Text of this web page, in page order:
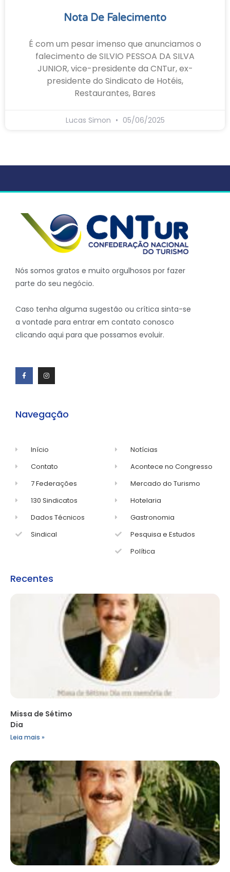
Nota De Falecimento
É com um pesar imenso que anunciamos o
falecimento de SILVIO PESSOA DA SILVA
JUNIOR, vice-presidente da CNTur, ex-
presidente do Sindicato de Hotéis,
Restaurantes, Bares
Lucas Simon 05/06/2025
Nós somos gratos e muito orgulhosos por fazer
parte do seu negócio.
Caso tenha alguma sugestão ou crítica sinta-se
a vontade para entrar em contato conosco
clicando aqui para que possamos evoluir.
Navegação
Início
Contato
7 Federações
130 Sindicatos
Dados Técnicos
Sindical
Notícias
Acontece no Congresso
Mercado do Turismo
Hotelaria
Gastronomia
Pesquisa e Estudos
Política
Recentes
Missa de Sétimo
Dia
Leia mais »